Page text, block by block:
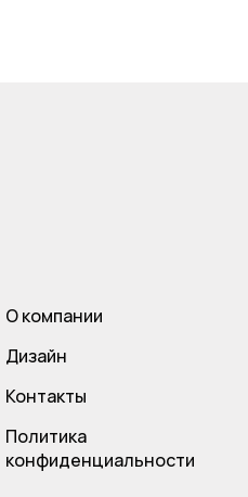
О компании
Дизайн
Контакты
Политика
конфиденциальности